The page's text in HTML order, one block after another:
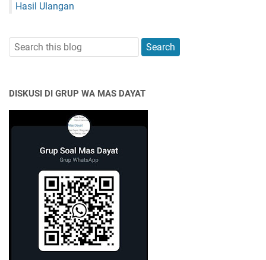
Hasil Ulangan
DISKUSI DI GRUP WA MAS DAYAT